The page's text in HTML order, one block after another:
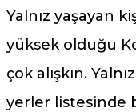
Yalnız yaşayan
yüksek olduğu
çok alışkın.
yerler listesinde